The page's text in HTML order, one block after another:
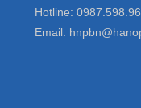
Hotline:
Email: